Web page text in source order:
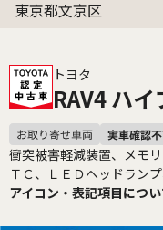
東京都文京区
トヨタ
RAV4 ハ
衝突被害軽減装置、メモ
ＴＣ、ＬＥＤヘッドランプ
アイコン・表記項目につ